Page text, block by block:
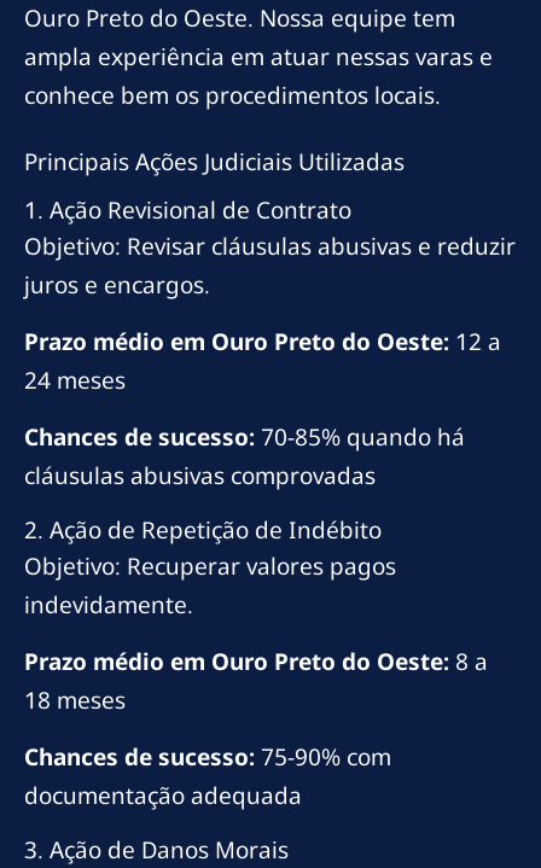
Ouro Preto do Oeste. Nossa equipe tem
ampla experiência em atuar nessas varas e
conhece bem os procedimentos locais.
Principais Ações Judiciais Utilizadas
1. Ação Revisional de Contrato
Objetivo: Revisar cláusulas abusivas e reduzir
juros e encargos.
Prazo médio em Ouro Preto do Oeste: 12 a
24 meses
Chances de sucesso: 70-85% quando há
cláusulas abusivas comprovadas
2. Ação de Repetição de Indébito
Objetivo: Recuperar valores pagos
indevidamente.
Prazo médio em Ouro Preto do Oeste: 8 a
18 meses
Chances de sucesso: 75-90% com
documentação adequada
3. Ação de Danos Morais